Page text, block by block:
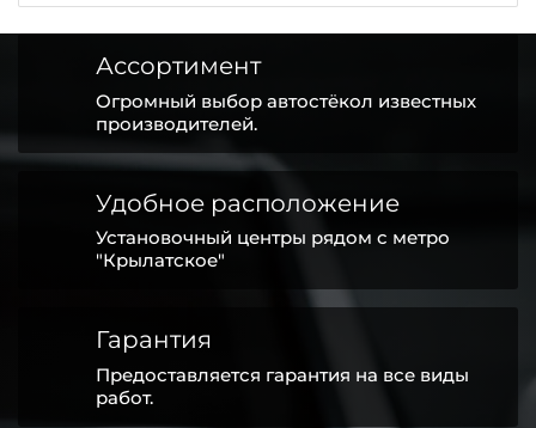
Ассортимент
Огромный выбор автостёкол известных
производителей.
Удобное расположение
Установочный центры рядом с метро
"Крылатское"
Гарантия
Предоставляется гарантия на все виды
работ.